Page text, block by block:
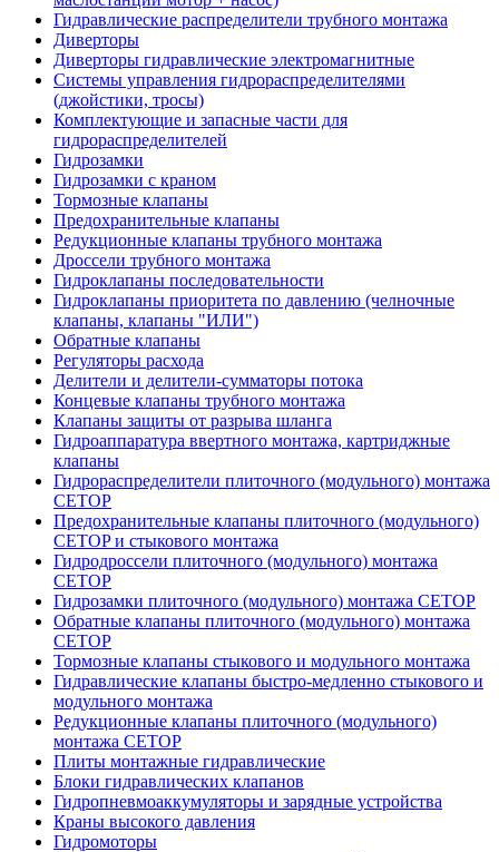
Гидравлические распределители трубного монтажа
Диверторы
Диверторы гидравлические электромагнитные
Системы управления гидрораспределителями
(джойстики, тросы)
Комплектующие и запасные части для
гидрораспределителей
Гидрозамки
Гидрозамки с краном
Тормозные клапаны
Предохранительные клапаны
Редукционные клапаны трубного монтажа
Дроссели трубного монтажа
Гидроклапаны последовательности
Гидроклапаны приоритета по давлению (челночные
клапаны, клапаны "ИЛИ")
Обратные клапаны
Регуляторы расхода
Делители и делители-сумматоры потока
Концевые клапаны трубного монтажа
Клапаны защиты от разрыва шланга
Гидроаппаратура ввертного монтажа, картриджные
клапаны
Гидрораспределители плиточного (модульного) монтажa
CETOP
Предохранительные клапаны плиточного (модульного)
CETOP и стыкового монтажа
Гидродроссели плиточного (модульного) монтажа
CETOP
Гидрозамки плиточного (модульного) монтажа CETOP
Обратные клапаны плиточного (модульного) монтажа
CETOP
Тормозные клапаны стыкового и модульного монтажа
Гидравлические клапаны быстро-медленно стыкового и
модульного монтажа
Редукционные клапаны плиточного (модульного)
монтажа CETOP
Плиты монтажные гидравлические
Блоки гидравлических клапанов
Гидропневмоаккумуляторы и зарядные устройства
Краны высокого давления
Гидромоторы